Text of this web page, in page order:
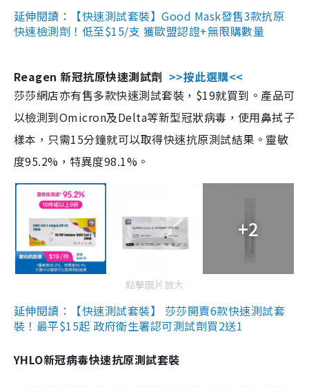
延伸閱讀：【快速測試套裝】Good Mask發售3款抗原
快速檢測劑！低至$15/支 獲歐盟認證+無限購數量
Reagen 新冠抗原快速測試劑 >>按此選購<<
莎莎網店亦有售多款快速測試套裝，$19就買到。產品可
以檢測到Omicron及Delta等新型冠狀病毒，使用鼻拭子
樣本，只需15分鐘就可以取得快速抗原測試結果。靈敏
度95.2%，特異度98.1%。
+2
點擊圖片放大
延伸閱讀：【快速測試套裝】 莎莎開賣6款快速測試套
裝！最平$15起 政府衛生署認可測試劑買2送1
YHLO新冠病毒快速抗原測試套裝